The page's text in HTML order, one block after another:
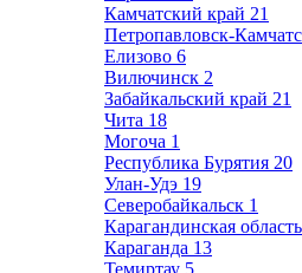
Камчатский край 21
Петропавловск-
Елизово 6
Вилючинск 2
Забайкальский край 21
Чита 18
Могоча 1
Республика Бурятия 20
Улан-Удэ 19
Северобайкальск 1
Карагандинская область
Караганда 13
Темиртау 5